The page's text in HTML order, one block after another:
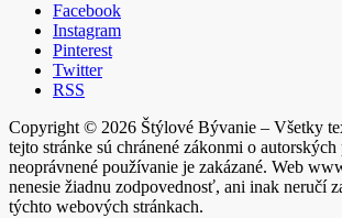
Facebook
Instagram
Pinterest
Twitter
RSS
Copyright © 2026 Štýlové Bývanie – Všetky
tejto stránke sú chránené zákonmi o autorských
neoprávnené používanie je zakázané. Web
nenesie žiadnu zodpovednosť, ani inak neručí
týchto webových stránkach.